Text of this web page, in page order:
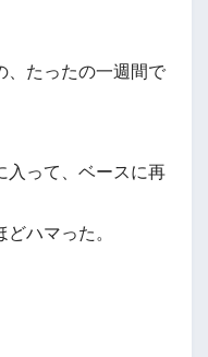
、たったの一週間で
入って、ベースに再
ハマった。